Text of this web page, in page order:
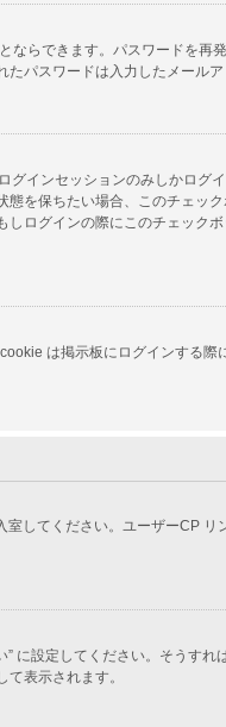
ならできます。パスワードを再
パスワードは入力したメールア
インセッションのみしかロ
を保ちたい場合、このチェッ
ログインの際にこのチェック
は掲示板にログインする
してください。ユーザーCP
に設定してください。そうす
表示されます。